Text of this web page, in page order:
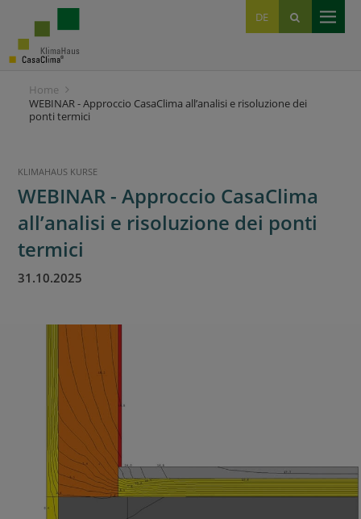
DE
IT
EN
Home
WEBINAR - Approccio CasaClima all’analisi e risoluzione dei
ponti termici
KLIMAHAUS KURSE
WEBINAR - Approccio CasaClima
all’analisi e risoluzione dei ponti
termici
31.10.2025